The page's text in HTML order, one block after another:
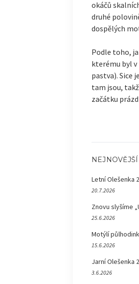
okáčů
druhé
dospělých
Podle toho,
kterému byl
pastva). Sice
tam jsou,
začátku
Letní Olešenka
20.7.2026
Znovu slyšíme
25.6.2026
Motýlí
15.6.2026
Jarní Olešenka
3.6.2026